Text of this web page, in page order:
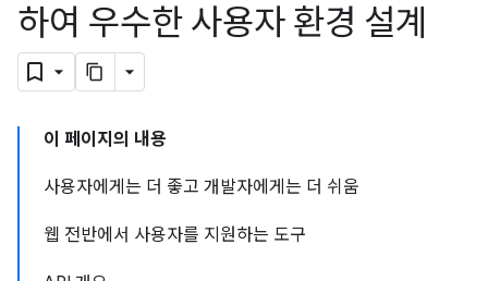
하여 우수한 사용자 환경 설계
이 페이지의 내용
사용자에게는 더 좋고 개발자에게는 더 쉬움
웹 전반에서 사용자를 지원하는 도구